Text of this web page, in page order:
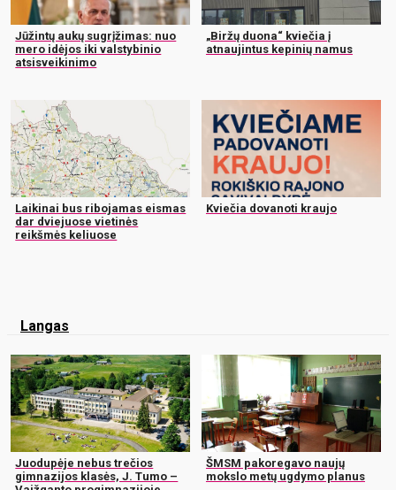
Jūžintų aukų sugrįžimas: nuo
mero idėjos iki valstybinio
atsisveikinimo
„Biržų duona“ kviečia į
atnaujintus kepinių namus
Laikinai bus ribojamas eismas
dar dviejuose vietinės
reikšmės keliuose
Kviečia dovanoti kraujo
Langas
Juodupėje nebus trečios
gimnazijos klasės, J. Tumo –
ŠMSM pakoregavo naujų
mokslo metų ugdymo planus